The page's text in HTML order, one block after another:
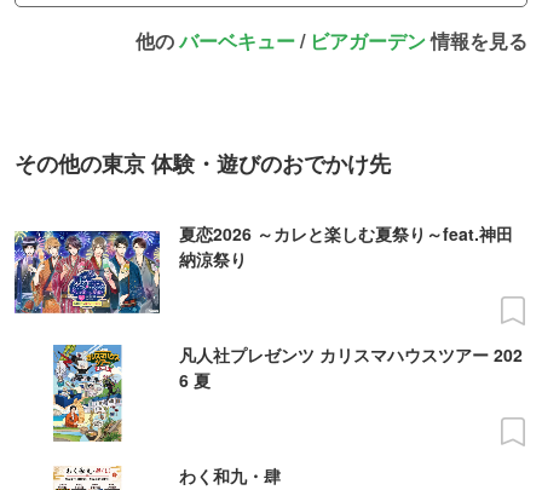
他のバーベキュー/ ビアガーデン情報を見る
その他の東京 体験・遊びのおでかけ先
夏恋2026 ～カレと楽しむ夏祭り～feat.神田
納涼祭り
凡人社プレゼンツ カリスマハウスツアー 202
6 夏
わく和九・肆